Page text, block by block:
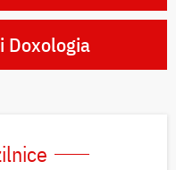
Doxologia